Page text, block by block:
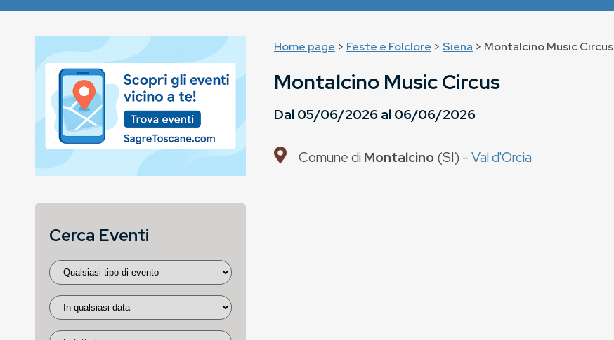
Home page > Feste e Folclore > Siena > Montalcino Music Circus
Montalcino Music Circus
Dal05/06/2026al06/06/2026
Comune di Montalcino(SI) -Val d'Orcia
Cerca Eventi